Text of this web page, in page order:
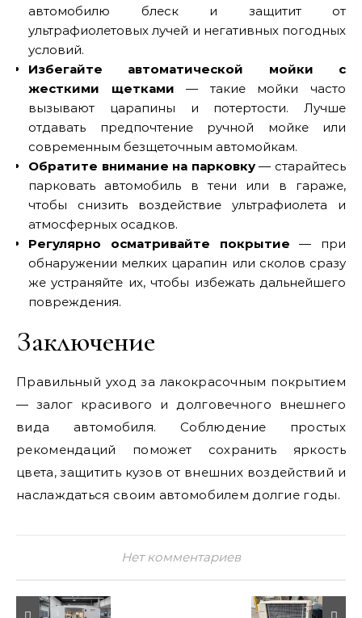
автомобилю блеск и защитит от
ультрафиолетовых лучей и негативных погодных
условий.
Избегайте автоматической мойки с
жесткими щетками — такие мойки часто
вызывают царапины и потертости. Лучше
отдавать предпочтение ручной мойке или
современным безщеточным автомойкам.
Обратите внимание на парковку— старайтесь
парковать автомобиль в тени или в гараже,
чтобы снизить воздействие ультрафиолета и
атмосферных осадков.
Регулярно осматривайте покрытие — при
обнаружении мелких царапин или сколов сразу
же устраняйте их, чтобы избежать дальнейшего
повреждения.
Заключение
Правильный уход за лакокрасочным покрытием
— залог красивого и долговечного внешнего
вида автомобиля. Соблюдение простых
рекомендаций поможет сохранить яркость
цвета, защитить кузов от внешних воздействий и
наслаждаться своим автомобилем долгие годы.
Нет комментариев